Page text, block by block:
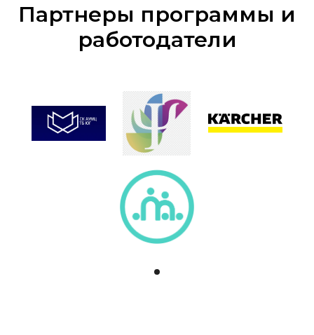
Партнеры программы и
работодатели